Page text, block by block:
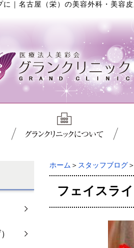
に 名古屋（栄）の美容外科・美容
ホーム ＞ スタッフブログ
フェイスラ